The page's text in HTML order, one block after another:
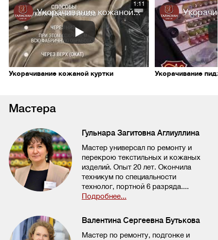
Укорачивание кожаной...
1:11
Укорачивание кожаной куртки Укорачивание
Мастера
Гульнара Загитовна Аглиуллина
Мастер универсал по ремонту и
перекрою текстильных и кожаных
изделий. Опыт 20 лет. Окончила
техникум по специальности
технолог, портной 6 разряда....
Подробнее...
Валентина Сергеевна Бутькова
Мастер по ремонту, подгонке и